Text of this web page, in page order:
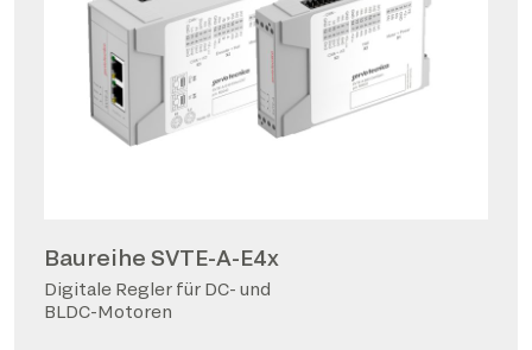
Baureihe SVTE-A-E4x
Digitale Regler für DC- und
BLDC-Motoren